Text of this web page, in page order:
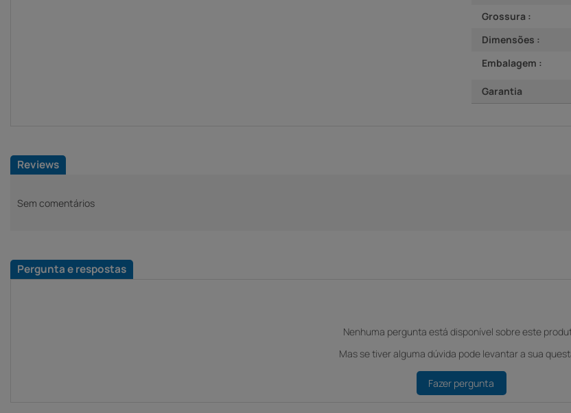
Grossura :
Dimensões :
Embalagem :
Garantia
Reviews
Sem comentários
Pergunta e respostas
Nenhuma pergunta está disponível sobre este
Mas se tiver alguma dúvida pode levantar a sua
Fazer pergunta